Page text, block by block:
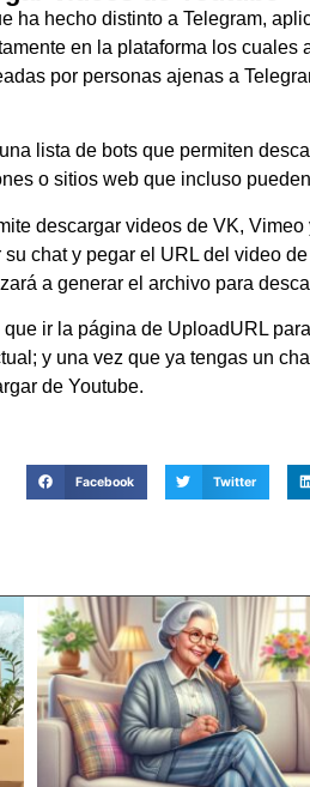
ha hecho distinto a Telegram,
en la plataforma los cuales
por personas ajenas a
lista de bots que permiten
o sitios web que incluso
descargar videos de VK,
chat y pegar el URL del video
a generar el archivo para
ir la página de UploadURL
y una vez que ya tengas un
de Youtube.
Facebook Twitter